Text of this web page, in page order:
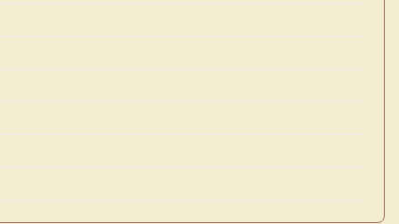
×
Panel de Usuario: tu